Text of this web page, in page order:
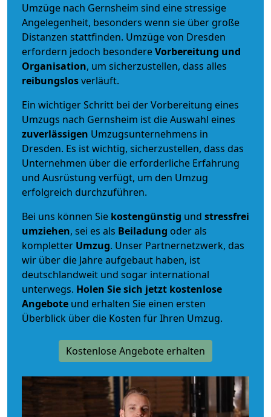
Umzüge nach Gernsheim sind eine stressige
Angelegenheit, besonders wenn sie über große
Distanzen stattfinden. Umzüge von Dresden
erfordern jedoch besondereVorbereitung und
Organisation, um sicherzustellen, dass alles
reibungslosverläuft.
Ein wichtiger Schritt bei der Vorbereitung eines
Umzugs nach Gernsheim ist die Auswahl eines
zuverlässigen Umzugsunternehmens in
Dresden. Es ist wichtig, sicherzustellen, dass das
Unternehmen über die erforderliche Erfahrung
und Ausrüstung verfügt, um den Umzug
erfolgreich durchzuführen.
Bei uns können Sie kostengünstig und stressfrei
umziehen, sei es als Beiladung oder als
kompletter Umzug. Unser Partnernetzwerk, das
wir über die Jahre aufgebaut haben, ist
deutschlandweit und sogar international
unterwegs. Holen Sie sich jetzt kostenlose
Angebote und erhalten Sie einen ersten
Überblick über die Kosten für Ihren Umzug.
Kostenlose Angebote erhalten